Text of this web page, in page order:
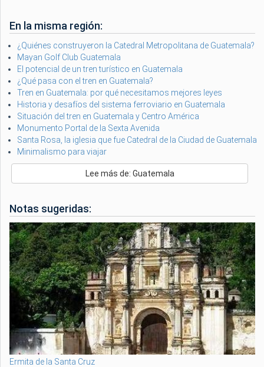
En la misma región:
¿Quiénes construyeron la Catedral Metropolitana de Guatemala?
Mayan Golf Club Guatemala
El potencial de un tren turístico en Guatemala
¿Qué pasa con el tren en Guatemala?
Tren en Guatemala: por qué necesitamos mejores leyes
Historia y desafíos del sistema ferroviario en Guatemala
Situación del tren en Guatemala y Centro América
Monumento Portal de la Sexta Avenida
Santa Rosa, la iglesia que fue Catedral de la Ciudad de Guatemala
Minimalismo para viajar
Lee más de: Guatemala
Notas sugeridas:
Ermita de la Santa Cruz